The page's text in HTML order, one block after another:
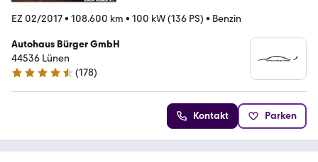
EZ 02/2017• 108.600 km • 100 kW (136 PS) • Benzin
Autohaus Bürger GmbH
44536 Lünen
4.5 Sterne
(178)
Kontakt Parken